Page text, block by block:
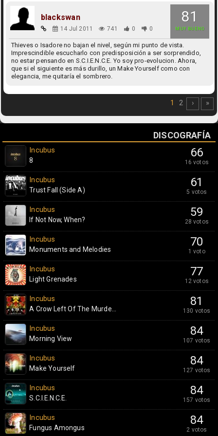
81
MUY BUENO
blackswan
14 Jul 2011 741 0 0
Thieves o Isadore no bajan el nivel, según mi punto de vista.
Imprescindible escucharlo con predisposición a ser sorprendido,
no estar pensando en S.C.I.E.N.C.E. Yo soy pro-evolucion. Ahora,
que si el siguiente es más durillo, un Make Yourself como con
elegancia, me quitaría el sombrero.
1 2 › »
DISCOGRAFÍA
66
16 votos
Incubus
8
61
5 votos
Incubus
Trust Fall (Side A)
59
28 votos
Incubus
If Not Now, When?
70
1 voto
Incubus
Monuments and Melodies
77
12 votos
Incubus
Light Grenades
81
130 votos
Incubus
A Crow Left Of The Murde...
84
107 votos
Incubus
Morning View
84
127 votos
Incubus
Make Yourself
84
157 votos
Incubus
S.C.I.E.N.C.E.
84
2 votos
Incubus
Fungus Amongus